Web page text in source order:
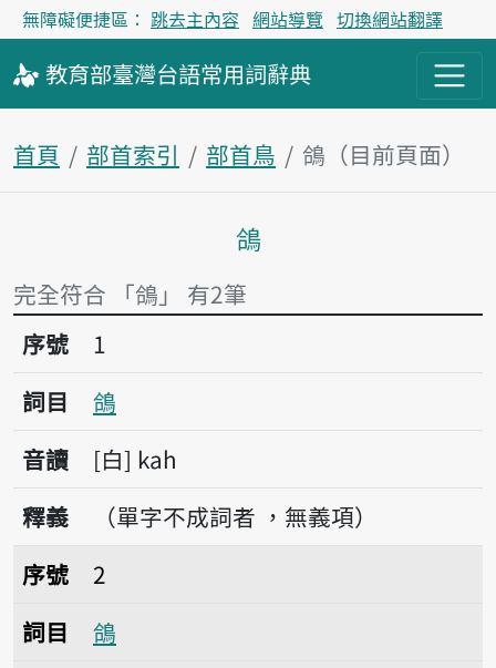
無障礙便捷區： 跳去主內容 網站導覽 切換網站翻譯
教育部臺灣台語常用詞辭典
首頁 部首索引 部首鳥 鴿（目前頁面）
主內容區塊
鴿
完全符合 「鴿」 有2筆
序號1鴿
序號
1
詞目
鴿
音讀
白 kah
釋義
（單字不成詞者 ，無義項）
序號2鴿
序號
2
詞目
鴿